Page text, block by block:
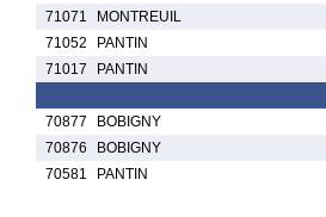
71071
MONTREUIL
71052
PANTIN
71017
PANTIN
70877 BOBIGNY
70876
BOBIGNY
70581
PANTIN